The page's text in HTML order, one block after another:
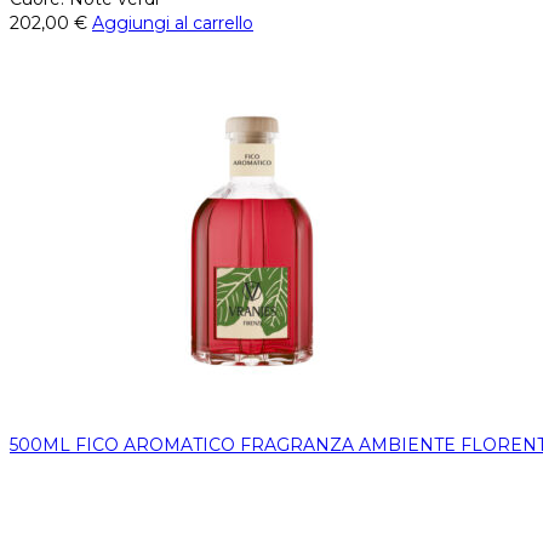
202,00 € Aggiungi al carrello
500ML FICO AROMATICO FRAGRANZA AMBIENTE